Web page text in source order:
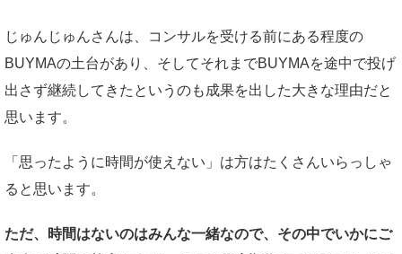
じゅんじゅんさんは、コンサルを受ける前にある程度の
BUYMAの土台があり、そしてそれまでBUYMAを途中で投げ
出さず継続してきたというのも成果を出した大きな理由だと
思います。
「思ったように時間が使えない」は方はたくさんいらっしゃ
ると思います。
ただ、時間はないのはみんな一緒なので、その中でいかにご